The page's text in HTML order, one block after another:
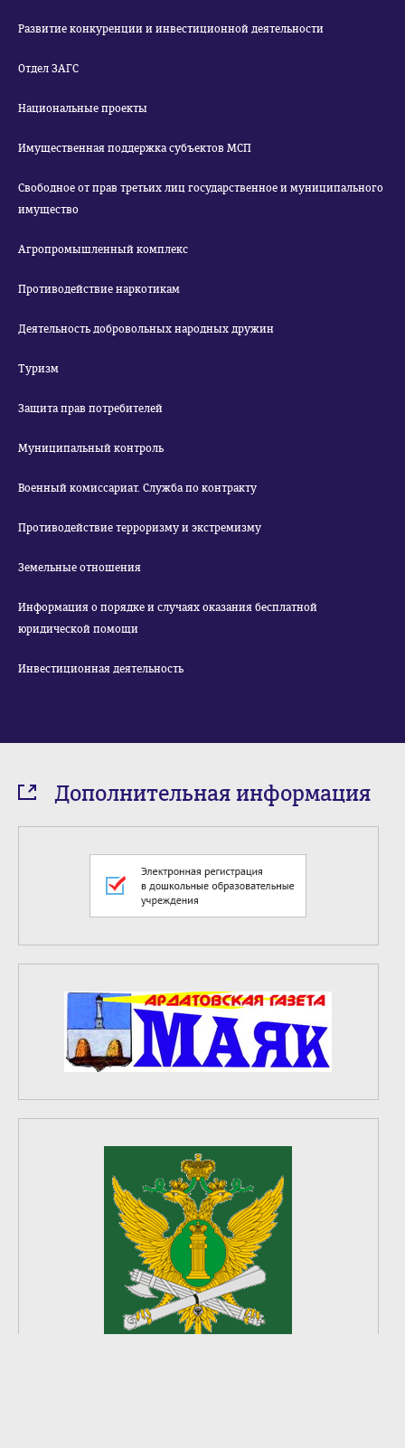
Развитие конкуренции и инвестиционной деятельности
Отдел ЗАГС
Национальные проекты
Имущественная поддержка субъектов МСП
Свободное от прав третьих лиц государственное и муниципального
имущество
Агропромышленный комплекс
Противодействие наркотикам
Деятельность добровольных народных дружин
Туризм
Защита прав потребителей
Муниципальный контроль
Военный комиссариат. Служба по контракту
Противодействие терроризму и экстремизму
Земельные отношения
Информация о порядке и случаях оказания бесплатной
юридической помощи
Инвестиционная деятельность
Дополнительная информация